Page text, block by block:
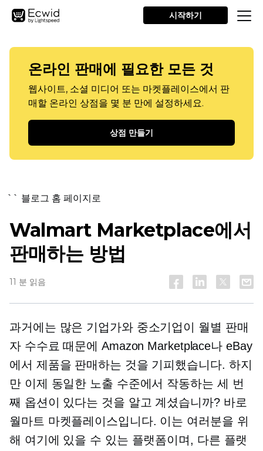
시작하기
온라인 판매에 필요한 모든 것
웹사이트, 소셜 미디어 또는 마켓플레이스에서 판
매할 온라인 상점을 몇 분 만에 설정하세요.
상점 만들기
`` 블로그 홈 페이지로
Walmart Marketplace에서
판매하는 방법
11 분 읽음
과거에는 많은 기업가와 중소기업이 월별 판매
자 수수료 때문에 Amazon Marketplace나 eBay
에서 제품을 판매하는 것을 기피했습니다. 하지
만 이제 동일한 노출 수준에서 작동하는 세 번
째 옵션이 있다는 것을 알고 계셨습니까? 바로
월마트 마켓플레이스입니다. 이는 여러분을 위
해 여기에 있을 수 있는 플랫폼이며, 다른 플랫